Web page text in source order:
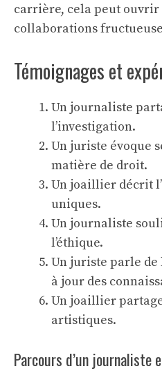
carrière, cela peut ouvrir
collaborations
Témoignages et
Un journaliste
l’investigation.
Un juriste évoque
matière de droit.
Un joaillier décrit
uniques.
Un journaliste
l’éthique.
Un juriste parle de
à jour des
Un joaillier
artistiques.
Parcours d’un journaliste